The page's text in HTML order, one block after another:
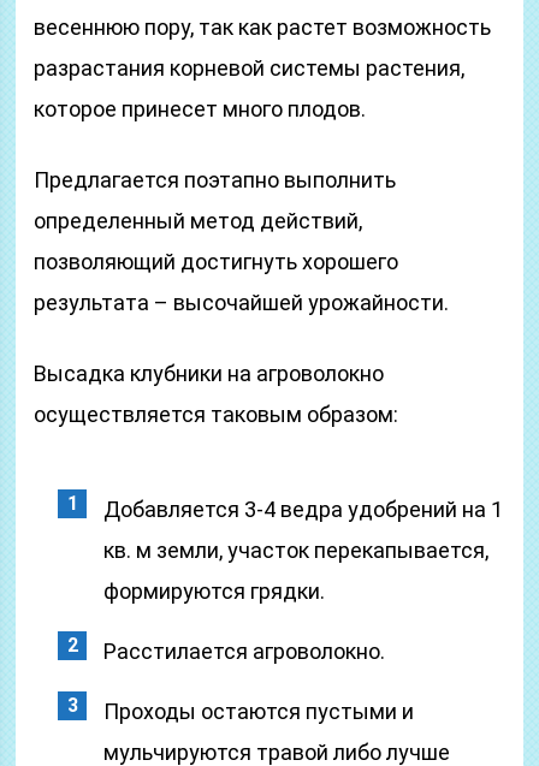
весеннюю пору, так как растет возможность
разрастания корневой системы растения,
которое принесет много плодов.
Предлагается поэтапно выполнить
определенный метод действий,
позволяющий достигнуть хорошего
результата – высочайшей урожайности.
Высадка клубники на агроволокно
осуществляется таковым образом:
Добавляется 3-4 ведра удобрений на 1
кв. м земли, участок перекапывается,
формируются грядки.
Расстилается агроволокно.
Проходы остаются пустыми и
мульчируются травой либо лучше